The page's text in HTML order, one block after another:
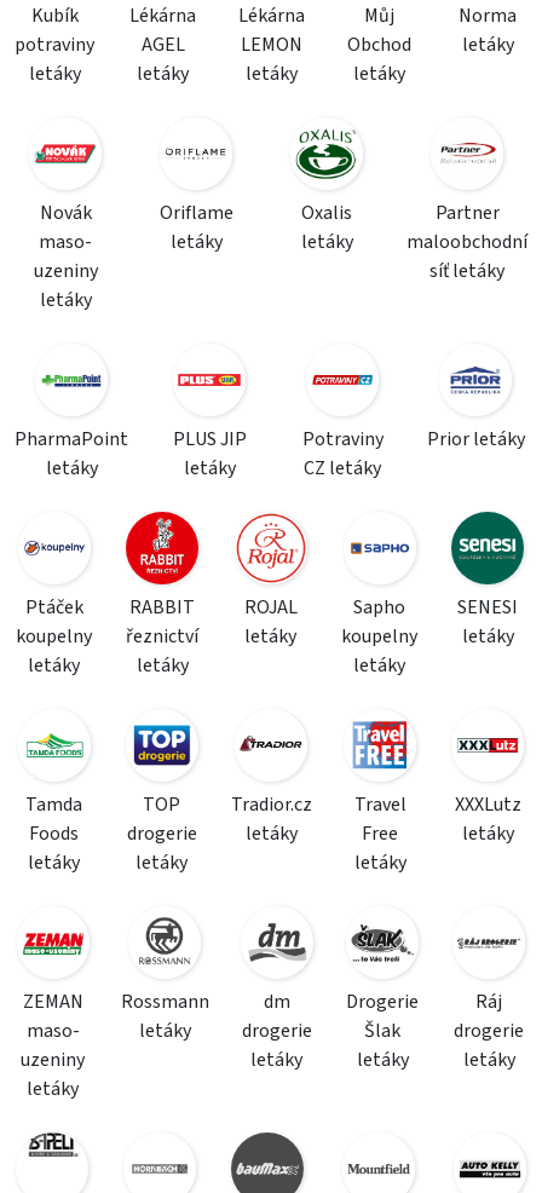
Kubík
potraviny
letáky
Lékárna
AGEL
letáky
Lékárna
LEMON
letáky
Můj
Obchod
letáky
Norma
letáky
Novák
maso-
uzeniny
letáky
Oriflame
letáky
Oxalis
letáky
Partner
maloobchodní
síť letáky
PharmaPoint
letáky
PLUS JIP
letáky
Potraviny
CZ letáky
Prior letáky
Ptáček
koupelny
letáky
RABBIT
řeznictví
letáky
ROJAL
letáky
Sapho
koupelny
letáky
SENESI
letáky
Tamda
Foods
letáky
TOP
drogerie
letáky
Tradior.cz
letáky
Travel
Free
letáky
XXXLutz
letáky
ZEMAN
maso-
uzeniny
letáky
Rossmann
letáky
dm
drogerie
letáky
Drogerie
Šlak
letáky
Ráj
drogerie
letáky